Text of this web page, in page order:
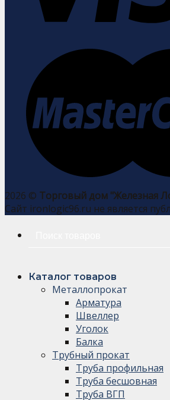
2026 © Торговый дом "Железная
Сайт ironlogic96.ru не является
Каталог товаров
Металлопрокат
Арматура
Швеллер
Уголок
Балка
Трубный прокат
Труба профильная
Труба бесшовная
Труба ВГП